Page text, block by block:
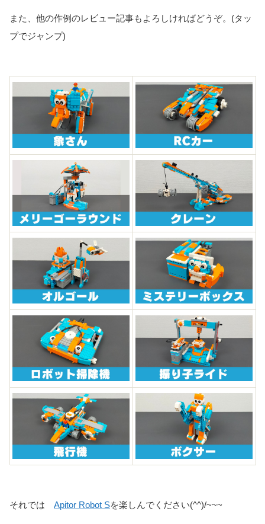
また、他の作例のレビュー記事もよろしければどうぞ。(タッ
プでジャンプ)
それでは Apitor Robot Sを楽しんでください(^^)/~~~